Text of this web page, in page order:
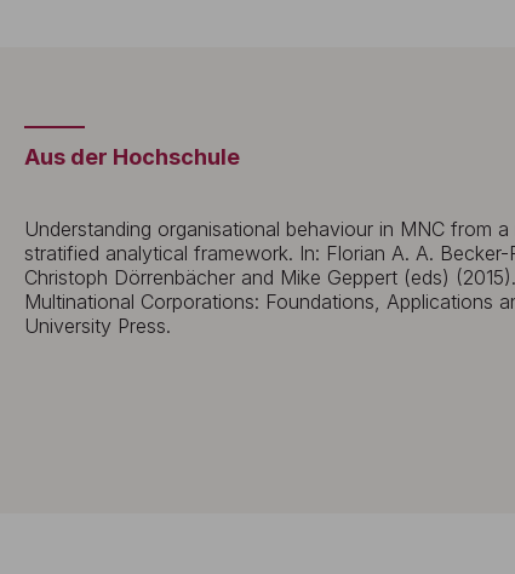
Aus der Hochschule
Understanding organisational behaviour in MNC from
stratified analytical framework. In: Florian A. A.
Christoph Dörrenbächer and Mike Geppert (eds)
Multinational Corporations: Foundations, Applications
University Press.